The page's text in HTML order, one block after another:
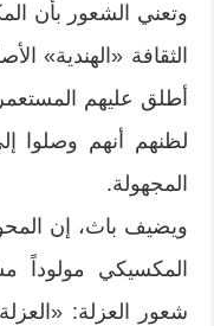
وتعني الشعور بأن
الثقافة «الهندية»
أطلق عليهم
لظنهم أنهم وصلوا
المجهولة.
ويضيف باث، إن
المكسيكي مولوداً
شعور العزلة: